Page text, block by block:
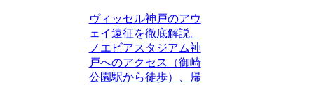
ヴィッセル神戸のアウ
ェイ遠征を徹底解説。
ノエビアスタジアム神
戸へのアクセス（御崎
公園駅から徒歩）、帰